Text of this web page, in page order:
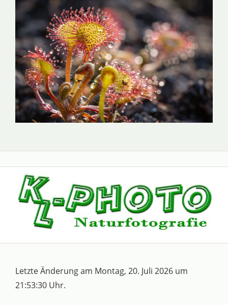
Letzte Änderung am Montag, 20. Juli 2026 um
21:53:30 Uhr.